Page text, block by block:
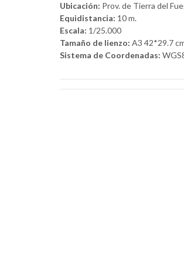
Ubicación: Prov. de Tierra del
Equidistancia: 10 m.
Escala: 1/25.000
Tamaño de lienzo: A3 42*29.7
Sistema de Coordenadas: